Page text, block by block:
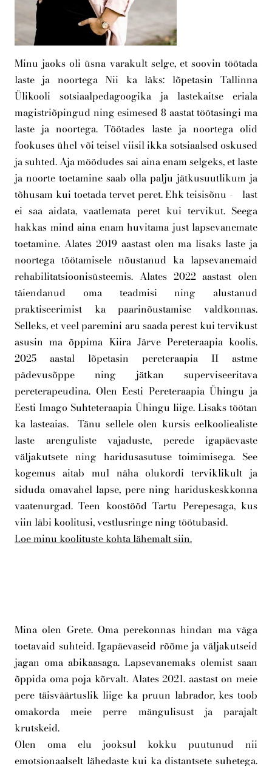
Mina olen Grete. Oma perekonnas hindan ma väga
toetavaid suhteid. Igapäevaseid rõõme ja väljakutseid
jagan oma abikaasaga. Lapsevanemaks olemist saan
õppida oma poja kõrvalt. Alates 2021. aastast on meie
pere täisväärtuslik liige ka pruun labrador, kes toob
omakorda meie perre mängulisust ja parajalt
krutskeid.
Olen oma elu jooksul kokku puutunud nii
emotsionaalselt lähedaste kui ka distantsete suhetega.
Minu jaoks oli üsna varakult selge, et soovin töötada
laste ja noortega Nii ka läks: lõpetasin Tallinna
Ülikooli sotsiaalpedagoogika ja lastekaitse eriala
magistriõpingud ning esimesed 8 aastat töötasingi ma
laste ja noortega. Töötades laste ja noortega olid
fookuses ühel või teisel viisil ikka sotsiaalsed oskused
ja suhted. Aja möödudes sai aina enam selgeks, et laste
ja noorte toetamine saab olla palju jätkusuutlikum ja
tõhusam kui toetada tervet peret. Ehk teisisõnu - last
ei saa aidata, vaatlemata peret kui tervikut. Seega
hakkas mind aina enam huvitama just lapsevanemate
toetamine. Alates 2019 aastast olen ma lisaks laste ja
noortega töötamisele nõustanud ka lapsevanemaid
rehabilitatsioonisüsteemis. Alates 2022 aastast olen
täiendanud oma teadmisi ning alustanud
praktiseerimist ka paarinõustamise valdkonnas.
Selleks, et veel paremini aru saada perest kui tervikust
asusin ma õppima Kiira Järve Pereteraapia koolis.
2025 aastal lõpetasin pereteraapia II astme
pädevusõppe ning jätkan superviseeritava
pereterapeudina. Olen Eesti Pereteraapia Ühingu ja
Eesti Imago Suhteteraapia Ühingu liige. Lisaks töötan
ka lasteaias. Tänu sellele olen kursis eelkooliealiste
laste arenguliste vajaduste, perede igapäevaste
väljakutsete ning haridusasutuse toimimisega. See
kogemus aitab mul näha olukordi terviklikult ja
siduda omavahel lapse, pere ning hariduskeskkonna
vaatenurgad. Teen koostööd Tartu Perepesaga, kus
viin läbi koolitusi, vestlusringe ning töötubasid.
Loe minu koolituste kohta lähemalt siin.